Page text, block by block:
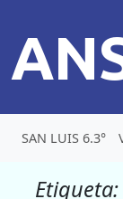
SAN LUIS 6.3°
Etiqueta: